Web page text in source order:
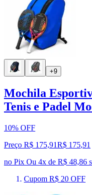
+9
Mochila
Tenis e Padel
10% OFF
Preço R$ 175,91R$ 175,91
no Pix Ou 4x de R$ 48,86
Cupom R$ 20 OFF